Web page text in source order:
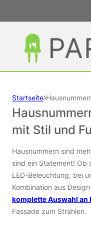
Startseite
mit Stil und
Hausnummern sind
sind ein Statement! Ob
LED-Beleuchtung, bei
Kombination aus
komplette Auswahl an
Fassade zum Strahlen.